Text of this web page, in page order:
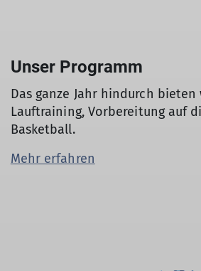
Unser Programm
Das ganze Jahr hindurch
Lauftraining, Vorbereitung auf
Basketball.
Mehr erfahren